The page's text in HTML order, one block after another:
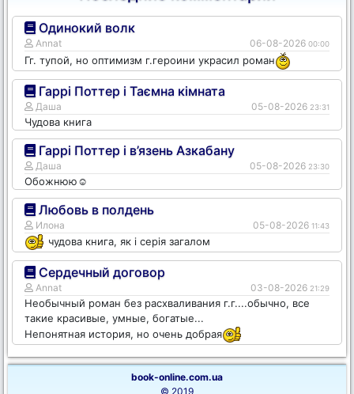
Одинокий волк
Annat 06-08-2026 00:00
Гг. тупой, но оптимизм г.героини украсил роман
Гаррі Поттер і Таємна кімната
Даша 05-08-2026 23:31
Чудова книга
Гаррі Поттер і в’язень Азкабану
Даша 05-08-2026 23:30
Обожнюю☺️
Любовь в полдень
Илона 05-08-2026 11:43
чудова книга, як і серія загалом
Сердечный договор
Annat 03-08-2026 21:29
Необычный роман без расхваливания г.г....обычно, все
такие красивые, умные, богатые...
Непонятная история, но очень добрая
book-online.com.ua
© 2019